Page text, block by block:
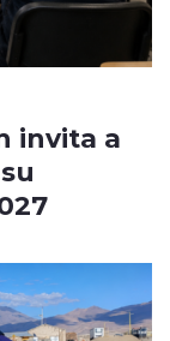
invita a